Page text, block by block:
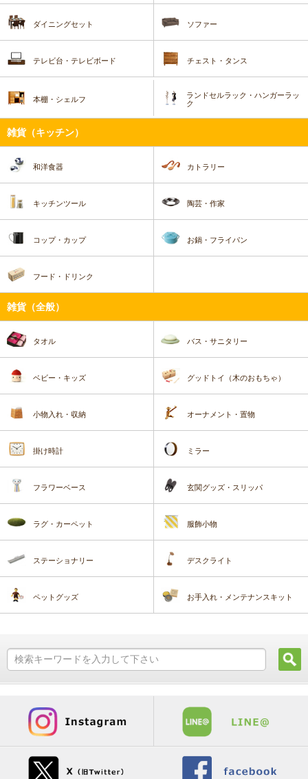
ダイニングセット ソファー
テレビ台・テレビボード チェスト・タンス
本棚・シェルフ
ランドセルラック・ハンガーラッ
ク
雑貨（キッチン）
和洋食器 カトラリー
キッチンツール 陶芸・作家
コップ・カップ お鍋・フライパン
フード・ドリンク
雑貨（全般）
タオル バス・サニタリー
ベビー・キッズ グッドトイ（木のおもちゃ）
小物入れ・収納 オーナメント・置物
掛け時計 ミラー
フラワーベース 玄関グッズ・スリッパ
ラグ・カーペット 服飾小物
ステーショナリー デスクライト
ペットグッズ お手入れ・メンテナンスキット